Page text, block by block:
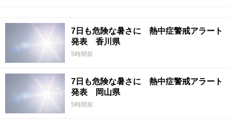
7日も危険な暑さに 熱中症警戒アラート
発表 香川県
5時間前
7日も危険な暑さに 熱中症警戒アラート
発表 岡山県
5時間前